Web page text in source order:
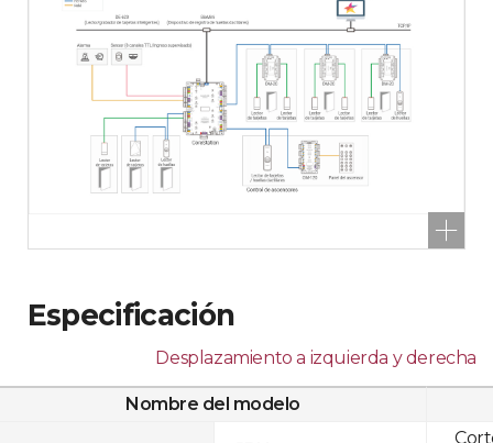
Especificación
Desplazamiento a izquierda y derecha
Nombre del modelo